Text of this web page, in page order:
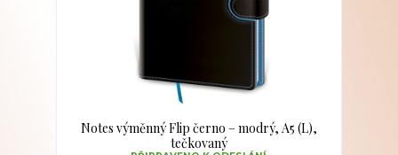
Notes výměnný Flip černo – modrý, A5 (L),
tečkovaný